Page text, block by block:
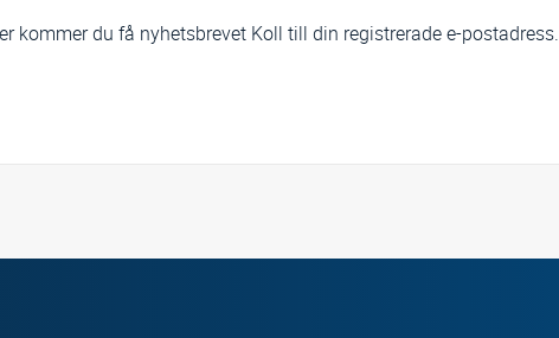
kommer du få nyhetsbrevet Koll till din registrerade e-postadress.